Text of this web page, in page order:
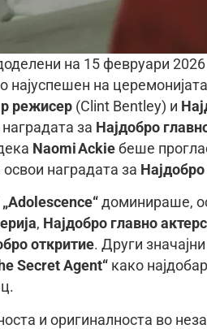
на 15 февруари
најуспешен на
режисер (Clint Bentley) и
наградата за Најдобро
Naomi Ackie беше
освои наградата за
„Adolescence“ доминираше,
, Најдобро главно
откритие. Други
Secret Agent“ како
и оригиналноста во